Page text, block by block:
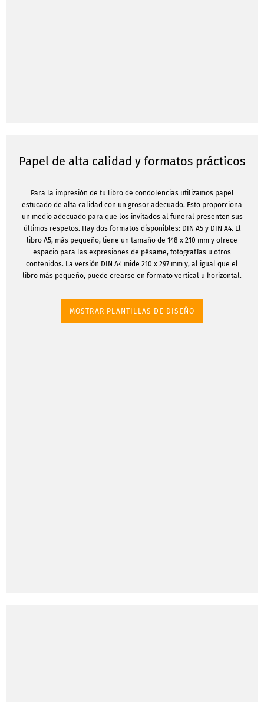
Papel de alta calidad y formatos prácticos
Para la impresión de tu libro de condolencias utilizamos papel
estucado de alta calidad con un grosor adecuado. Esto proporciona
un medio adecuado para que los invitados al funeral presenten sus
últimos respetos. Hay dos formatos disponibles: DIN A5 y DIN A4. El
libro A5, más pequeño, tiene un tamaño de 148 x 210 mm y ofrece
espacio para las expresiones de pésame, fotografías u otros
contenidos. La versión DIN A4 mide 210 x 297 mm y, al igual que el
libro más pequeño, puede crearse en formato vertical u horizontal.
MOSTRAR PLANTILLAS DE DISEÑO